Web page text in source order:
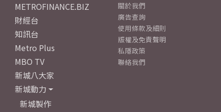
METROFINANCE.BIZ
財經台
知訊台
Metro Plus
MBO TV
新城八大家
新城動力
新城製作
關於我們
廣告查詢
使用條款及細則
版權及免責聲明
私隱政策
聯絡我們